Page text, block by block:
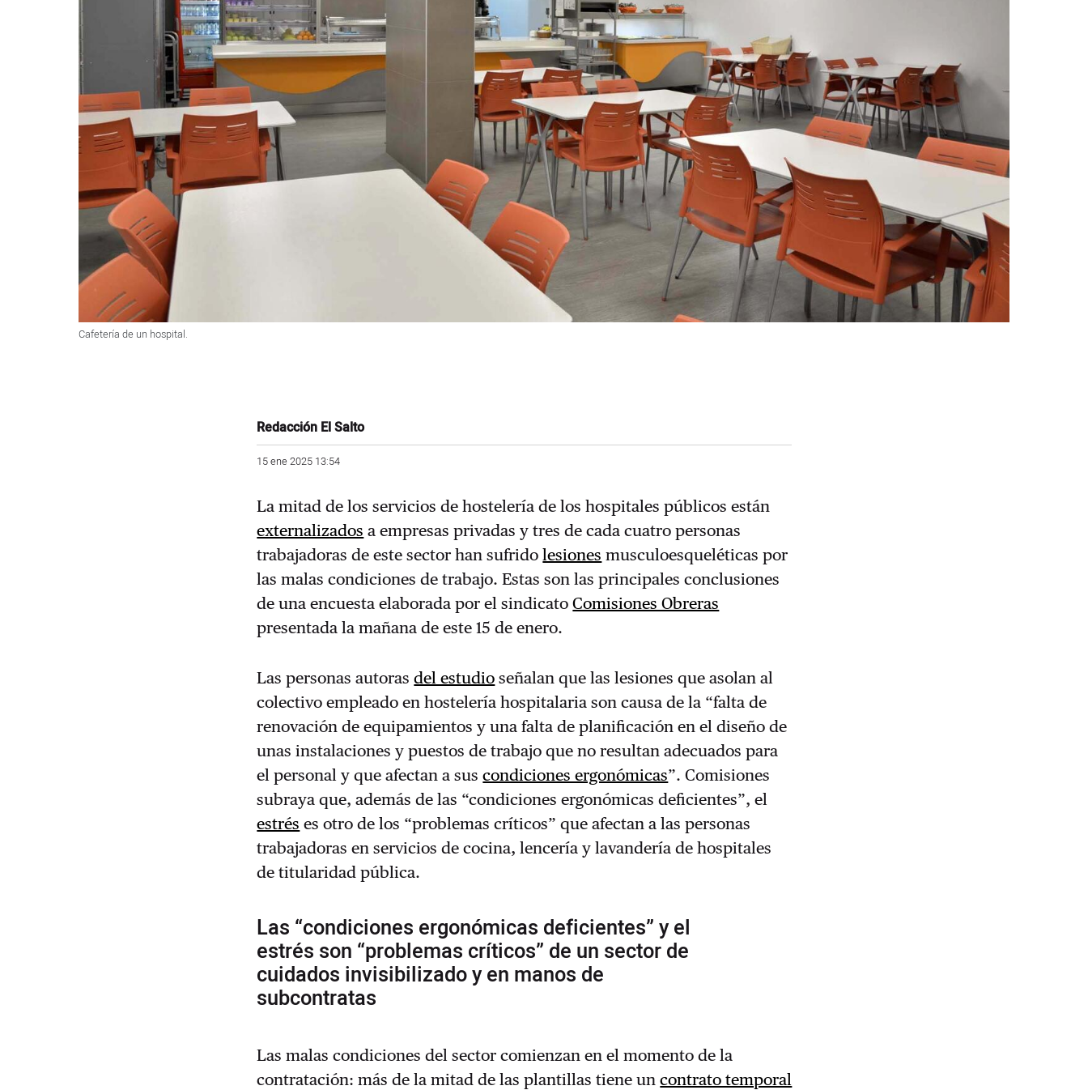
Cafetería de un hospital.
Redacción El Salto
15 ene 2025 13:54
La mitad de los servicios de hostelería de los hospitales públicos están
externalizados a empresas privadas y tres de cada cuatro personas
trabajadoras de este sector han sufridolesiones musculoesqueléticas por
las malas condiciones de trabajo. Estas son las principales conclusiones
de una encuesta elaborada por el sindicatoComisiones Obreras
presentada la mañana de este 15 de enero.
Las personas autorasdel estudio señalan que las lesiones que asolan al
colectivo empleado en hostelería hospitalaria son causa de la “falta de
renovación de equipamientos y una falta de planificación en el diseño de
unas instalaciones y puestos de trabajo que no resultan adecuados para
el personal y que afectan a suscondiciones ergonómicas”. Comisiones
subraya que, además de las “condiciones ergonómicas deficientes”, el
estrés es otro de los “problemas críticos” que afectan a las personas
trabajadoras en servicios de cocina, lencería y lavandería de hospitales
de titularidad pública.
Las “condiciones ergonómicas deficientes” y el
estrés son “problemas críticos” de un sector de
cuidados invisibilizado y en manos de
subcontratas
Las malas condiciones del sector comienzan en el momento de la
contratación: más de la mitad de las plantillas tiene uncontrato temporal